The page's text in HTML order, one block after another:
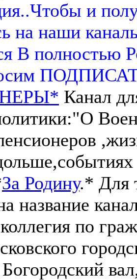
и
на наши
В полностью
Канал
За Родину.* Для
название
по